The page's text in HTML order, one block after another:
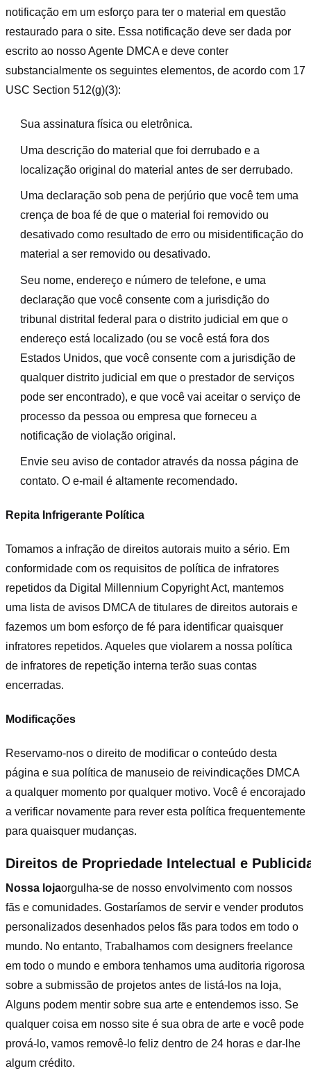
notificação em um esforço para ter o material em questão
restaurado para o site. Essa notificação deve ser dada por
escrito ao nosso Agente DMCA e deve conter
substancialmente os seguintes elementos, de acordo com 17
USC Section 512(g)(3):
Sua assinatura física ou eletrônica.
Uma descrição do material que foi derrubado e a
localização original do material antes de ser derrubado.
Uma declaração sob pena de perjúrio que você tem uma
crença de boa fé de que o material foi removido ou
desativado como resultado de erro ou misidentificação do
material a ser removido ou desativado.
Seu nome, endereço e número de telefone, e uma
declaração que você consente com a jurisdição do
tribunal distrital federal para o distrito judicial em que o
endereço está localizado (ou se você está fora dos
Estados Unidos, que você consente com a jurisdição de
qualquer distrito judicial em que o prestador de serviços
pode ser encontrado), e que você vai aceitar o serviço de
processo da pessoa ou empresa que forneceu a
notificação de violação original.
Envie seu aviso de contador através da nossa página de
contato. O e-mail é altamente recomendado.
Repita Infrigerante Política
Tomamos a infração de direitos autorais muito a sério. Em
conformidade com os requisitos de política de infratores
repetidos da Digital Millennium Copyright Act, mantemos
uma lista de avisos DMCA de titulares de direitos autorais e
fazemos um bom esforço de fé para identificar quaisquer
infratores repetidos. Aqueles que violarem a nossa política
de infratores de repetição interna terão suas contas
encerradas.
Modificações
Reservamo-nos o direito de modificar o conteúdo desta
página e sua política de manuseio de reivindicações DMCA
a qualquer momento por qualquer motivo. Você é encorajado
a verificar novamente para rever esta política frequentemente
para quaisquer mudanças.
Direitos de Propriedade Intelectual e
Nossa lojaorgulha-se de nosso envolvimento com nossos
fãs e comunidades. Gostaríamos de servir e vender produtos
personalizados desenhados pelos fãs para todos em todo o
mundo. No entanto, Trabalhamos com designers freelance
em todo o mundo e embora tenhamos uma auditoria rigorosa
sobre a submissão de projetos antes de listá-los na loja,
Alguns podem mentir sobre sua arte e entendemos isso. Se
qualquer coisa em nosso site é sua obra de arte e você pode
prová-lo, vamos removê-lo feliz dentro de 24 horas e dar-lhe
algum crédito.